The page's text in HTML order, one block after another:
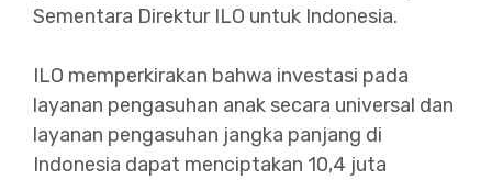
Sementara Direktur ILO untuk Indonesia.
ILO memperkirakan bahwa investasi pada
layanan pengasuhan anak secara universal dan
layanan pengasuhan jangka panjang di
Indonesia dapat menciptakan 10,4 juta